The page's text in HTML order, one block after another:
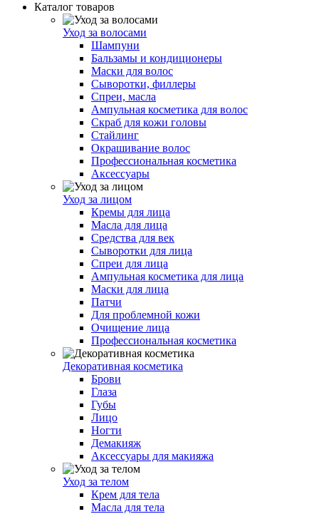
Каталог товаров
Уход за волосами
Шампуни
Бальзамы и кондиционеры
Маски для волос
Сыворотки, филлеры
Спреи, масла
Ампульная косметика для волос
Скраб для кожи головы
Стайлинг
Окрашивание волос
Профессиональная косметика
Аксессуары
Уход за лицом
Кремы для лица
Масла для лица
Средства для век
Сыворотки для лица
Спреи для лица
Ампульная косметика для лица
Маски для лица
Патчи
Для проблемной кожи
Очищение лица
Профессиональная косметика
Декоративная косметика
Брови
Глаза
Губы
Лицо
Ногти
Демакияж
Аксессуары для макияжа
Уход за телом
Крем для тела
Масла для тела